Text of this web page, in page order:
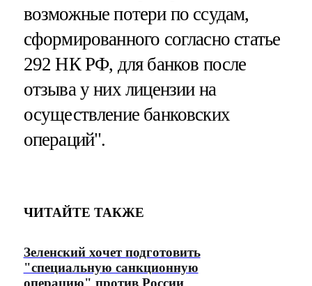
возможные потери по ссудам,
сформированного согласно статье
292 НК РФ, для банков после
отзыва у них лицензии на
осуществление банковских
операций".
ЧИТАЙТЕ ТАКЖЕ
Зеленский хочет подготовить
"специальную санкционную
операцию" против России